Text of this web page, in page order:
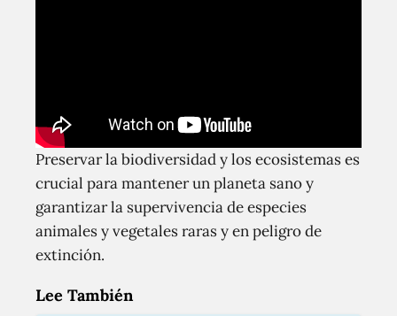
Preservar la biodiversidad y los ecosistemas es
crucial para mantener un planeta sano y
garantizar la supervivencia de especies
animales y vegetales raras y en peligro de
extinción.
Lee También